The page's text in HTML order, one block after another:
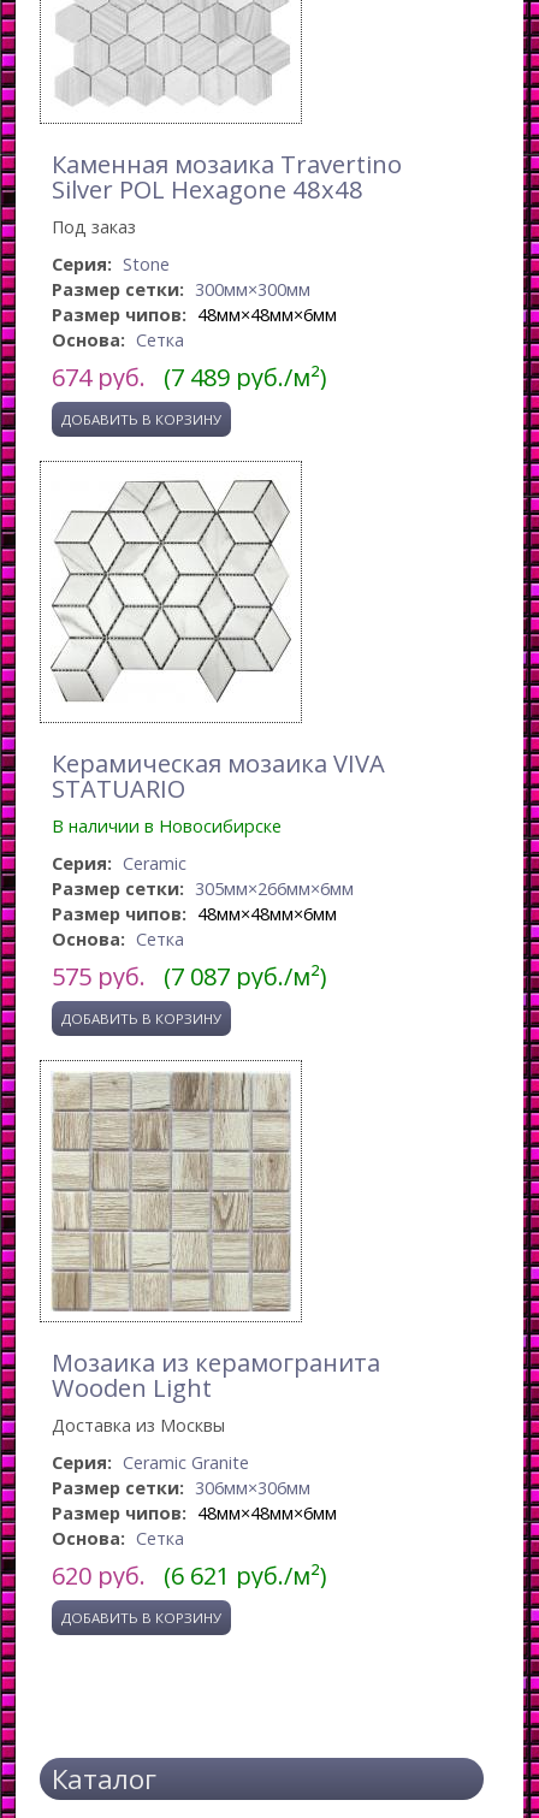
Каменная мозаика Travertino
Silver POL Hexagone 48x48
Под заказ
Серия: Stone
Размер сетки: 300мм×300мм
Размер чипов: 48мм×48мм×6мм
Основа: Сетка
674руб. (7 489 руб./м²)
Керамическая мозаика VIVA
STATUARIO
В наличии в Новосибирске
Серия: Ceramic
Размер сетки: 305мм×266мм×6мм
Размер чипов: 48мм×48мм×6мм
Основа: Сетка
575 руб. (7 087 руб./м²)
Мозаика из керамогранита
Wooden Light
Доставка из Москвы
Серия: Ceramic Granite
Размер сетки: 306мм×306мм
Размер чипов: 48мм×48мм×6мм
Основа: Сетка
620 руб. (6 621 руб./м²)
Каталог